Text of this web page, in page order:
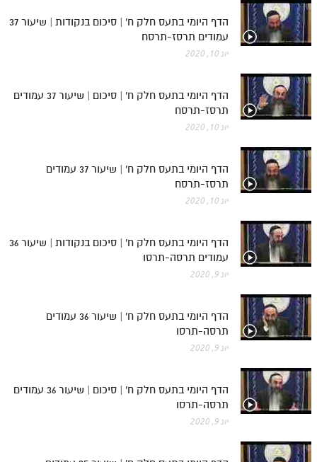
הדף היומי בתעס חלק ח' | סיכום בנקודות | שיעור 37
עמודים תרסז-תרסח
יונ 10, 2020
הדף היומי בתעס חלק ח' | סיכום | שיעור 37 עמודים
תרסז-תרסח
יונ 10, 2020
הדף היומי בתעס חלק ח' | שיעור 37 עמודים
תרסז-תרסח
יונ 10, 2020
הדף היומי בתעס חלק ח' | סיכום בנקודות | שיעור 36
עמודים תרסה-תרסו
יונ 9, 2020
הדף היומי בתעס חלק ח' | שיעור 36 עמודים
תרסה-תרסו
יונ 9, 2020
הדף היומי בתעס חלק ח' | סיכום | שיעור 36 עמודים
תרסה-תרסו
יונ 9, 2020